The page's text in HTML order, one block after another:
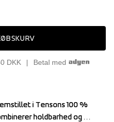
DKK Betal med
i Tensons 100 %
holdbarhed og
i Tensons 100 %
holdbarhed og